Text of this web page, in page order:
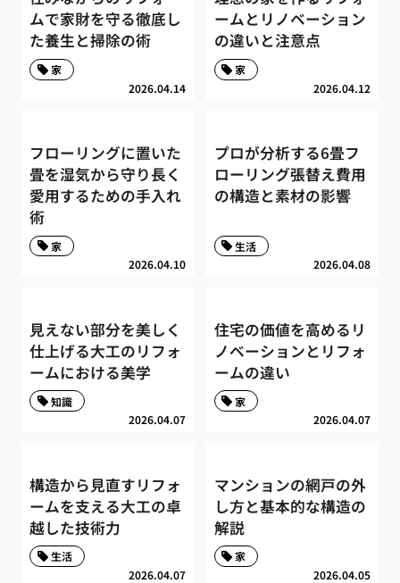
ムで家財を守る徹底し
た養生と掃除の術
2026.04.14
家
ームとリノベーション
の違いと注意点
2026.04.12
家
フローリングに置いた
畳を湿気から守り長く
愛用するための手入れ
術
2026.04.10
家
プロが分析する6畳フ
ローリング張替え費用
の構造と素材の影響
2026.04.08
生活
見えない部分を美しく
仕上げる大工のリフォ
ームにおける美学
2026.04.07
知識
住宅の価値を高めるリ
ノベーションとリフォ
ームの違い
2026.04.07
家
構造から見直すリフォ
ームを支える大工の卓
越した技術力
2026.04.07
生活
マンションの網戸の外
し方と基本的な構造の
解説
2026.04.05
家